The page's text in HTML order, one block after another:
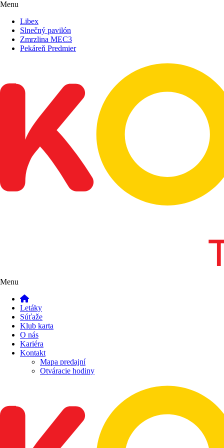
Menu
Libex
Slnečný pavilón
Zmrzlina MEC3
Pekáreň Predmier
Menu
Letáky
Súťaže
Klub karta
O nás
Kariéra
Kontakt
Mapa predajní
Otváracie hodiny